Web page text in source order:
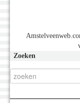
Zoeken